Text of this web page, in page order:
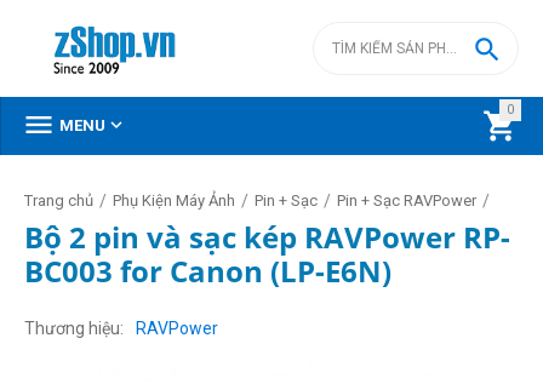
0


 MENU 
Trang chủ / Phụ Kiện Máy Ảnh / Pin + Sạc / Pin + Sạc RAVPower /
Bộ 2 pin và sạc kép RAVPower RP-
BC003 for Canon (LP-E6N)
Thương hiệu RAVPower